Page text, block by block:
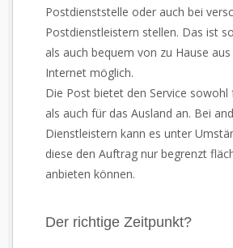
Postdienststelle oder auch bei
Postdienstleistern stellen. Das ist
als auch bequem von zu Hause
Internet möglich.
Die Post bietet den Service sowohl
als auch für das Ausland an. Bei
Dienstleistern kann es unter
diese den Auftrag nur begrenzt
anbieten können.
Der richtige Zeitpunkt?